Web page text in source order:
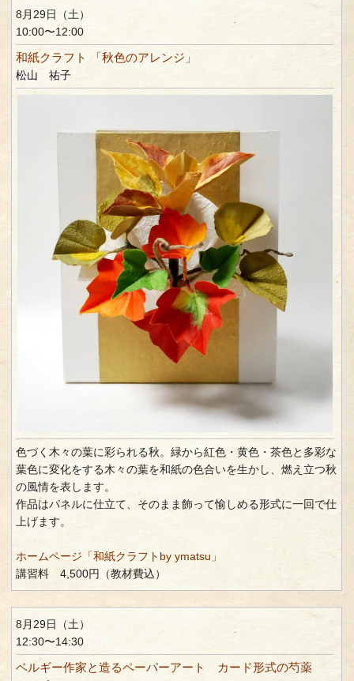
8月29日（土）
10:00〜12:00
和紙クラフト 「秋色のアレンジ」
松山 祐子
色づく木々の葉に彩られる秋。緑から紅色・黄色・茶色と多彩な
葉色に変化をする木々の葉を和紙の色合いを生かし、燃え立つ秋
の風情を表します。
作品はパネルに仕立て、そのまま飾って愉しめる形式に一回で仕
上げます。
ホームページ「和紙クラフトby ymatsu」
講習料 4,500円（教材費込）
8月29日（土）
12:30〜14:30
ベルギー作家と造るペーパーアート カード形式の芍薬